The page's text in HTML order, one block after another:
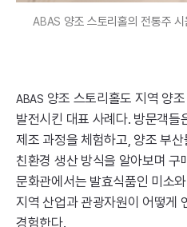
ABAS 양조 스토리홀의 전통주
ABAS 양조 스토리홀도 지역 양
발전시킨 대표 사례다. 방문객들
제조 과정을 체험하고, 양조 부
친환경 생산 방식을 알아보며 구
문화관에서는 발효식품인 미소
지역 산업과 관광자원이 어떻게
경험한다.